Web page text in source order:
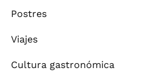
Postres
Viajes
Cultura gastronómica